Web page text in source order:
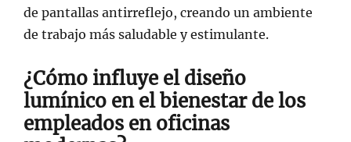
de pantallas antirreflejo, creando un ambiente
de trabajo más saludable y estimulante.
¿Cómo influye el diseño
lumínico en el bienestar de los
empleados en oficinas